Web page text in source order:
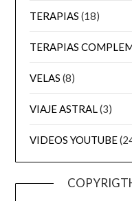
TERAPIAS (18)
TERAPIAS
VELAS (8)
VIAJE ASTRAL(3)
VIDEOS YOUTUBE